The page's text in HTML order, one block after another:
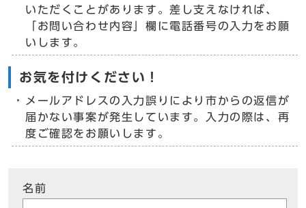
いただくことがあります。差し支えなければ、
「お問い合わせ内容」欄に電話番号の入力をお願
いします。
お気を付けください！
メールアドレスの入力誤りにより市からの返信が
届かない事案が発生しています。入力の際は、再
度ご確認をお願いします。
名前